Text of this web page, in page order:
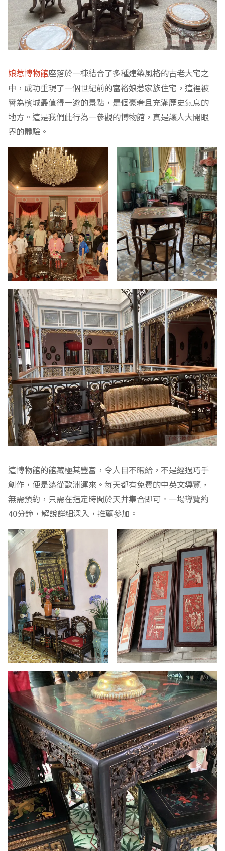
娘惹博物館座落於一棟結合了多種建築風格的古老大宅之
中，成功重現了一個世紀前的富裕娘惹家族住宅，這裡被
譽為檳城最值得一遊的景點，是個豪奢且充滿歷史氣息的
地方。這是我們此行為一參觀的博物館，真是讓人大開眼
界的體驗。
這博物館的館藏極其豐富，令人目不暇給，不是經過巧手
創作，便是遠從歐洲運來。每天都有免費的中英文導覽，
無需預約，只需在指定時間於天井集合即可。一場導覽約
40分鐘，解說詳細深入，推薦參加。